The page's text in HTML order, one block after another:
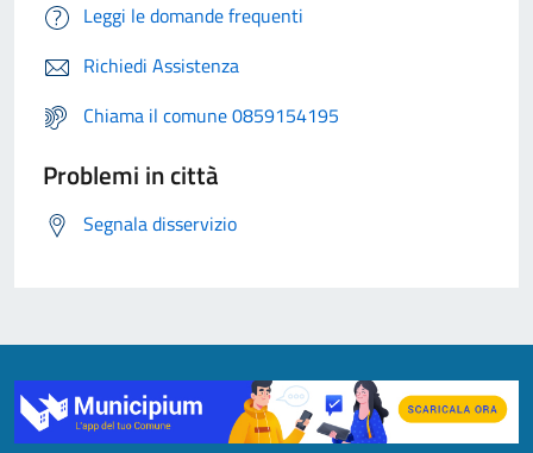
Leggi le domande frequenti
Richiedi Assistenza
Chiama il comune 0859154195
Problemi in città
Segnala disservizio